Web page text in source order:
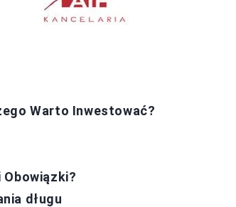
Warto Inwestować?
Obowiązki?
długu